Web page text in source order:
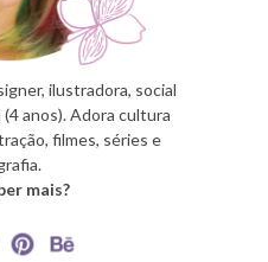
ilustradora, social
anos). Adora cultura
filmes, séries e
mais?